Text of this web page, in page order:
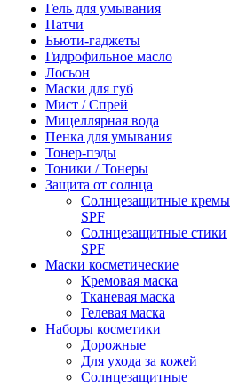
Гель для умывания
Патчи
Бьюти-гаджеты
Гидрофильное масло
Лосьон
Маски для губ
Мист / Спрей
Мицеллярная вода
Пенка для умывания
Тонер-пэды
Тоники / Тонеры
Защита от солнца
Солнцезащитные кремы
SPF
Солнцезащитные стики
SPF
Маски косметические
Кремовая маска
Тканевая маска
Гелевая маска
Наборы косметики
Дорожные
Для ухода за кожей
Солнцезащитные